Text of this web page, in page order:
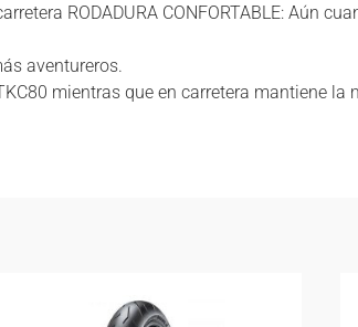
RODADURA CONFORTABLE: Aún
aventureros.
mientras que en carretera mantiene la